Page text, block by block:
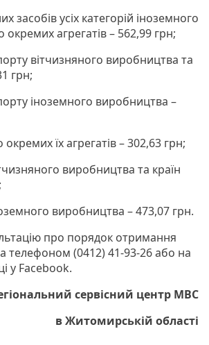
засобів усіх категорій іноземного
агрегатів – 562,99 грн;
вітчизняного виробництва та
грн;
іноземного виробництва –
їх агрегатів – 302,63 грн;
виробництва та країн
виробництва – 473,07 грн.
про порядок отримання
телефоном (0412) 41-93-26 або на
у Facebook.
сервісний центр МВС
в Житомирській області